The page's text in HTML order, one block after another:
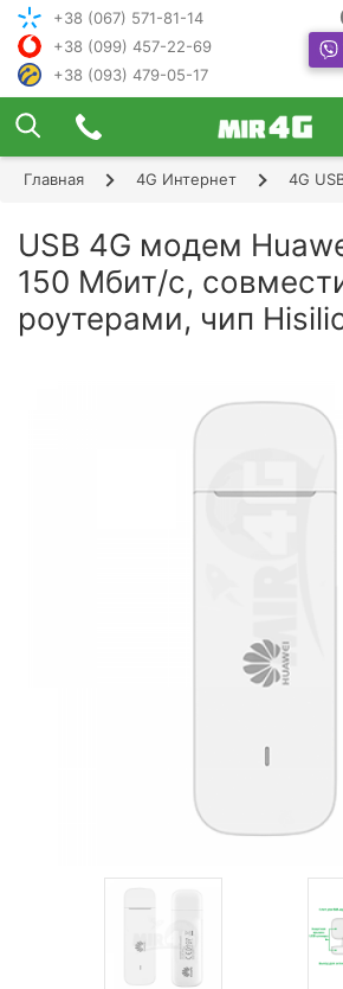
+38 (067) 571-81-14
+38 (099) 457-22-69
+38 (093) 479-05-17
Главная 4G Интернет 4G
USB 4G модем
150 Мбит/с,
роутерами, чип
ПОДОБРАТЬ ИНТЕРНЕТ С
КОНСУЛЬТАНТОМ
Чтобы выбрать лучшего оператора и
оборудование, ответьте,
следую
щие вопросы:
В каком населенном пункте Вы
пользоваться Интернетом?